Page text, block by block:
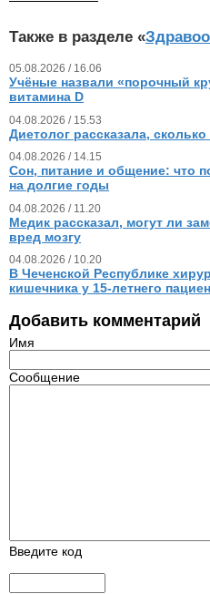
Также в разделе «
05.08.2026 / 16.06
Учёные назвали «порочный
витамина D
04.08.2026 / 15.53
Диетолог рассказала,
04.08.2026 / 14.15
Сон, питание и общение: что
на долгие годы
04.08.2026 / 11.20
Медик рассказал, могут ли
вред мозгу
04.08.2026 / 10.20
В Чеченской Республике
кишечника у 15‑летнего
Добавить комментарий
Имя
Сообщение
Введите код